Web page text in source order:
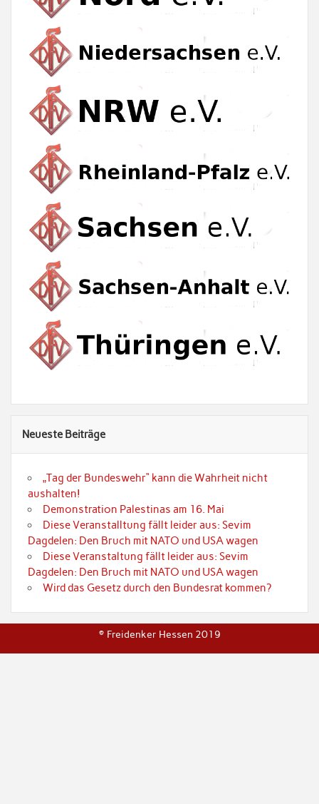
Neueste Beiträge
„Tag der Bundeswehr“ kann die Wahrheit nicht
aushalten!
Demonstration Palestinas am 16. Mai
Diese Veranstalltung fällt leider aus: Sevim
Dagdelen: Den Bruch mit NATO und USA wagen
Diese Veranstaltung fällt leider aus: Sevim
Dagdelen: Den Bruch mit NATO und USA wagen
Wird das Gesetz durch den Bundesrat kommen?
© Freidenker Hessen 2019